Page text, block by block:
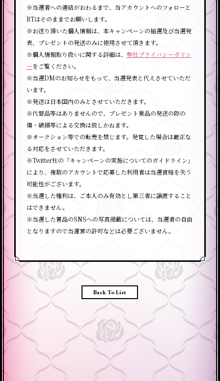
※当選者への連絡がおわるまで、当アカウントへのフォローと
RTはそのままでお願いします。
※お送り頂いた個人情報は、本キャンペーンの抽選及び当選発
表、プレゼントの発送のみに使用させて頂きます。
※個人情報取り扱いに関する詳細は、 弊社プライバシーポリシ
ーをご覧ください。
※当選DMのお知らせをもって、当選発表と代えさせていただ
います。
※発送は日本国内のみとさせていただきます。
※代替品等はありませんので、プレゼント景品の発送の際の
傷・破損等による交換は致しかねます。
※オークション等での転売を禁じます。発覚した場合は厳正な
る対応をさせていただきます。
※Twitter社の「キャンペーンの実施についてのガイドライン」
により、複数のアカウントで応募した利用者は当選資格を失う
可能性がございます。
※当選した権利は、ご本人のみ有効とし第三者に譲渡すること
はできません。
※当選した賞品のSNSへの写真掲載については、当選者の自由
となりますので当運営の許可などは必要ございません。
Back To List